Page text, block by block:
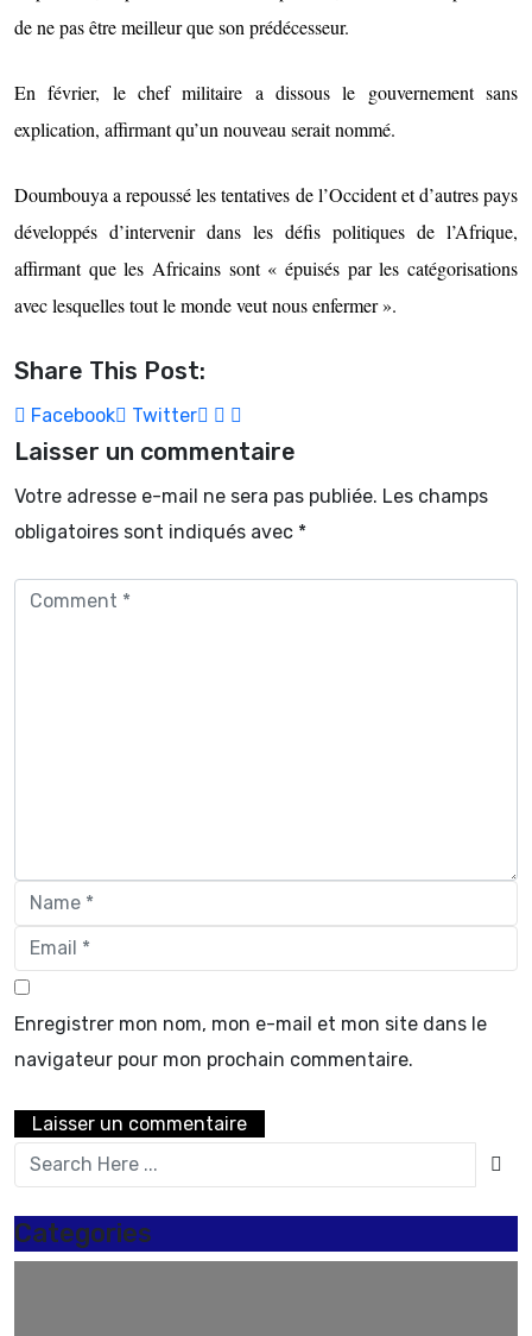
de ne pas être meilleur que son prédécesseur.
En février, le chef militaire a dissous le gouvernement sans
explication, affirmant qu’un nouveau serait nommé.
Doumbouya a repoussé les tentatives de l’Occident et d’autres pays
développés d’intervenir dans les défis politiques de l’Afrique,
affirmant que les Africains sont « épuisés par les catégorisations
avec lesquelles tout le monde veut nous enfermer ».
Share This Post:
Facebook Twitter
Laisser un commentaire
Votre adresse e-mail ne sera pas publiée. Les champs
obligatoires sont indiqués avec *
Enregistrer mon nom, mon e-mail et mon site dans le
navigateur pour mon prochain commentaire.
Categories